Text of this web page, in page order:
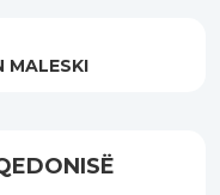
MALESKI